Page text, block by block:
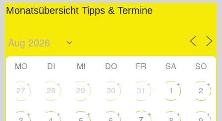
Monatsübersicht Tipps & Termine
MO DI MI DO FR SA SO
27
+
28
+
29
+
30
+
31
+
1
+
2
+
+ + + + + + +